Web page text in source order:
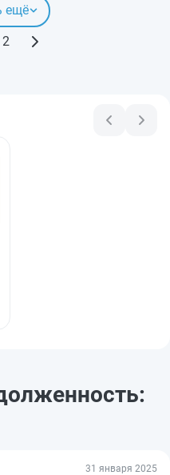
ещё
2
31 января 2025